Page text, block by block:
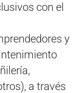
con el
y
a través